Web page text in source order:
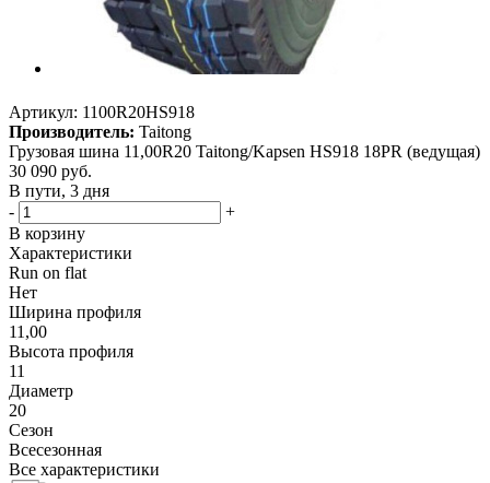
Артикул: 1100R20HS918
Производитель: Taitong
Грузовая шина 11,00R20 Taitong/Kapsen HS918 18PR (ведущая)
30 090 руб.
В пути, 3 дня
-
+
В корзину
Характеристики
Run on flat
Нет
Ширина профиля
11,00
Высота профиля
11
Диаметр
20
Сезон
Всесезонная
Все характеристики